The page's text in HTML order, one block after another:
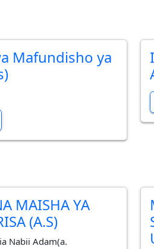
Mafundisho ya
MAISHA YA
(A.S)
Nabii Adam(a.